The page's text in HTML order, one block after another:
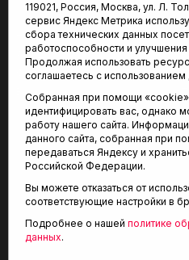
Новости
Афиша
Фото
Виды спорта
«Спортивный меридиан»
СМИ Агентство спортивных
119021, Россия, Москва, ул. Л.
сервис Яндекс Метрика
сбора технических данных
работоспособности и
Продолжая использовать
соглашаетесь с использованием
Собранная при помощи
идентифицировать вас, однако
работу нашего сайта.
данного сайта, собранная при
передаваться Яндексу и
Российской Федерации.
Вы можете отказаться от
соответствующие настройки в
Подробнее о нашей политике
данных.